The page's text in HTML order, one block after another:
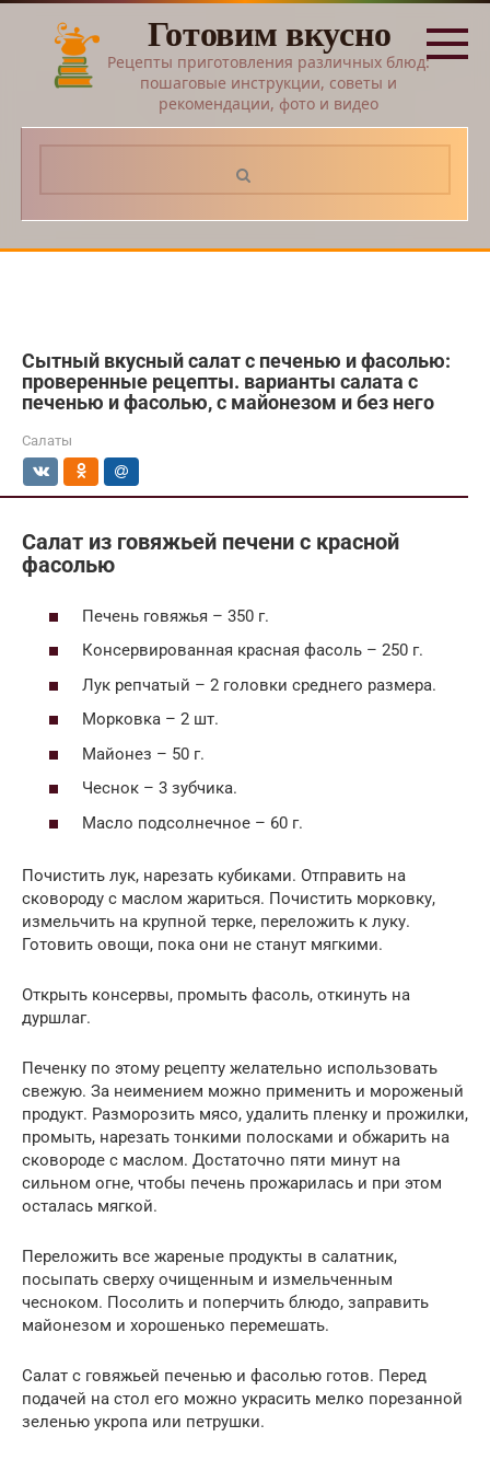
Перейти
контенту
Готовим вкусно
Рецепты приготовления различных блюд:
пошаговые инструкции, советы и
рекомендации, фото и видео
Сытный вкусный салат с печенью и фасолью:
проверенные рецепты. варианты салата с
печенью и фасолью, с майонезом и без него
Салаты
Салат из говяжьей печени с красной
фасолью
Печень говяжья – 350 г.
Консервированная красная фасоль – 250 г.
Лук репчатый – 2 головки среднего размера.
Морковка – 2 шт.
Майонез – 50 г.
Чеснок – 3 зубчика.
Масло подсолнечное – 60 г.
Почистить лук, нарезать кубиками. Отправить на
сковороду с маслом жариться. Почистить морковку,
измельчить на крупной терке, переложить к луку.
Готовить овощи, пока они не станут мягкими.
Открыть консервы, промыть фасоль, откинуть на
дуршлаг.
Печенку по этому рецепту желательно использовать
свежую. За неимением можно применить и мороженый
продукт. Разморозить мясо, удалить пленку и прожилки,
промыть, нарезать тонкими полосками и обжарить на
сковороде с маслом. Достаточно пяти минут на
сильном огне, чтобы печень прожарилась и при этом
осталась мягкой.
Переложить все жареные продукты в салатник,
посыпать сверху очищенным и измельченным
чесноком. Посолить и поперчить блюдо, заправить
майонезом и хорошенько перемешать.
Салат с говяжьей печенью и фасолью готов. Перед
подачей на стол его можно украсить мелко порезанной
зеленью укропа или петрушки.